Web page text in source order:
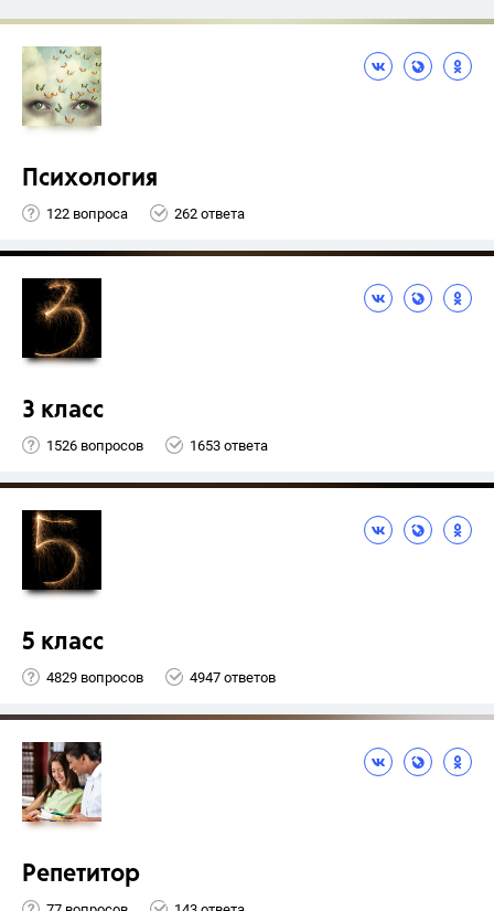
Психология
122 вопроса 262 ответа
3 класс
1526 вопросов 1653 ответа
5 класс
4829 вопросов 4947 ответов
Репетитор